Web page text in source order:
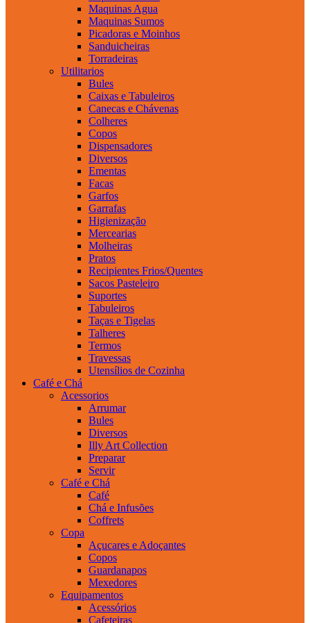
Maquinas Agua
Maquinas Sumos
Picadoras e Moinhos
Sanduicheiras
Torradeiras
Utilitarios
Bules
Caixas e Tabuleiros
Canecas e Chávenas
Colheres
Copos
Dispensadores
Diversos
Ementas
Facas
Garfos
Garrafas
Higienização
Mercearias
Molheiras
Pratos
Recipientes Frios/Quentes
Sacos Pasteleiro
Suportes
Tabuleiros
Taças e Tigelas
Talheres
Termos
Travessas
Utensílios de Cozinha
Café e Chá
Acessorios
Arrumar
Bules
Diversos
Illy Art Collection
Preparar
Servir
Café e Chá
Café
Chá e Infusões
Coffrets
Copa
Açucares e Adoçantes
Copos
Guardanapos
Mexedores
Equipamentos
Acessórios
Cafeteiras